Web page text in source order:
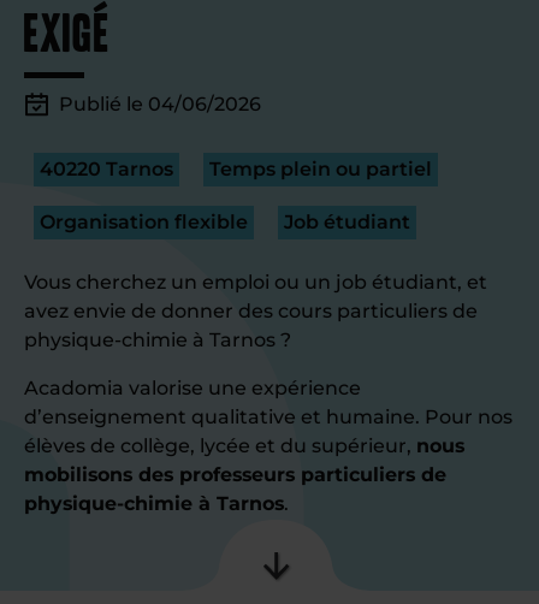
exigé
Publié le 04/06/2026
40220 Tarnos Temps plein ou partiel
Organisation flexible Job étudiant
Vous cherchez un emploi ou un job étudiant, et
avez envie de donner des cours particuliers de
physique-chimie à Tarnos ?
Acadomia valorise une expérience
d’enseignement qualitative et humaine. Pour nos
élèves de collège, lycée et du supérieur, nous
mobilisons des professeurs particuliers de
physique-chimie à Tarnos.